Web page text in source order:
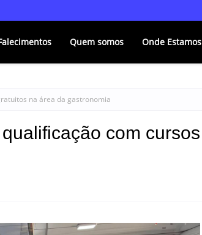
Quem somos Onde Estamos
na área da gastronomia
com cursos